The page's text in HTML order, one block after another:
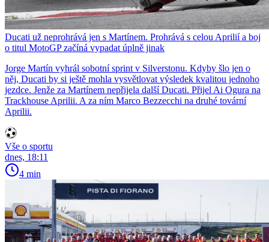
Ducati už neprohrává jen s Martínem. Prohrává s celou Aprilií a boj
o titul MotoGP začíná vypadat úplně jinak
Jorge Martín vyhrál sobotní sprint v Silverstonu. Kdyby šlo jen o
něj, Ducati by si ještě mohla vysvětlovat výsledek kvalitou jednoho
jezdce. Jenže za Martínem nepřijela další Ducati. Přijel Ai Ogura na
Trackhouse Aprilii. A za ním Marco Bezzecchi na druhé tovární
Aprilii.
Vše o sportu
dnes, 18:11
4 min